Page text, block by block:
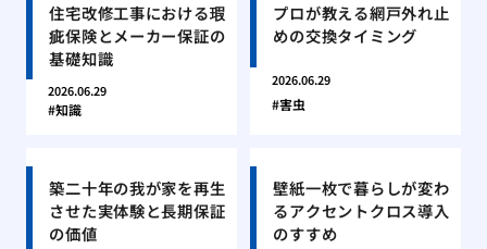
住宅改修工事における瑕
疵保険とメーカー保証の
基礎知識
2026.06.29
知識
プロが教える網戸外れ止
めの交換タイミング
2026.06.29
害虫
築二十年の我が家を再生
させた実体験と長期保証
の価値
壁紙一枚で暮らしが変わ
るアクセントクロス導入
のすすめ